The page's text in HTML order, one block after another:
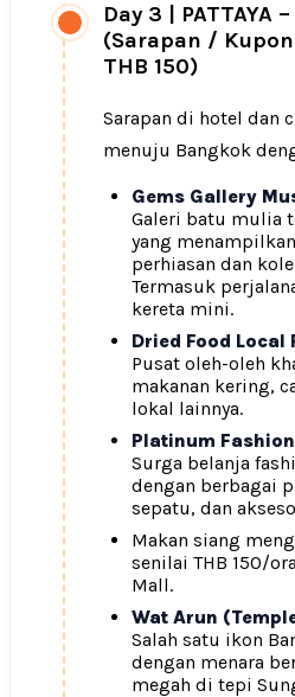
Day 3
PATTAYA
(Sarapan /
THB 150)
Sarapan di hotel dan
menuju Bangkok
Gems Gallery
Galeri batu mulia
yang
perhiasan dan
Termasuk
kereta mini.
Dried Food Local
Pusat oleh-oleh
makanan kering,
lokal lainnya.
Platinum
Surga belanja
dengan berbagai
sepatu, dan
Makan siang
senilai THB 150/
Mall.
Wat Arun
Salah satu ikon
dengan menara
megah di tepi